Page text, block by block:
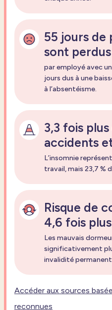
55 jours
sont
par employé avec
jours dus à une
à l’absentéisme.
3,3 fois
accidents
L’insomnie
travail, mais 23,7 %
Risque de
4,6 fois
Les mauvais
significativement
invalidité
Accéder aux sources
reconnues